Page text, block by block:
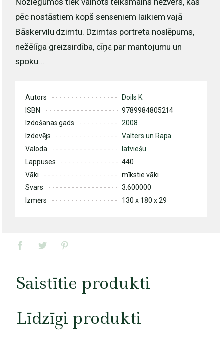
Noziegumos tiek vainots teiksmains nezvērs, kas
pēc nostāstiem kopš senseniem laikiem vajā
Bāskervilu dzimtu. Dzimtas portreta noslēpums,
nežēlīga greizsirdība, cīņa par mantojumu un
spoku...
Autors
Doils K.
ISBN
9789984805214
Izdošanas gads
2008
Izdevējs
Valters un Rapa
Valoda
latviešu
Lappuses
440
Vāki
mīkstie vāki
Svars
3.600000
Izmērs
130 x 180 x 29
Saistītie produkti
Līdzīgi produkti